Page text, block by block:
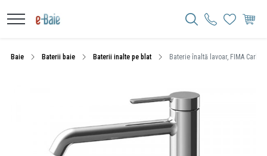
Baie Baterii baie Baterii inalte pe blat Baterie înaltă lavoar, FIMA Carlo